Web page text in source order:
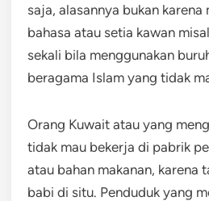
saja, alasannya bukan karena
bahasa atau setia kawan
sekali bila menggunakan
beragama Islam yang tidak
Orang Kuwait atau yang
tidak mau bekerja di pabrik
atau bahan makanan, karena
babi di situ. Penduduk yang